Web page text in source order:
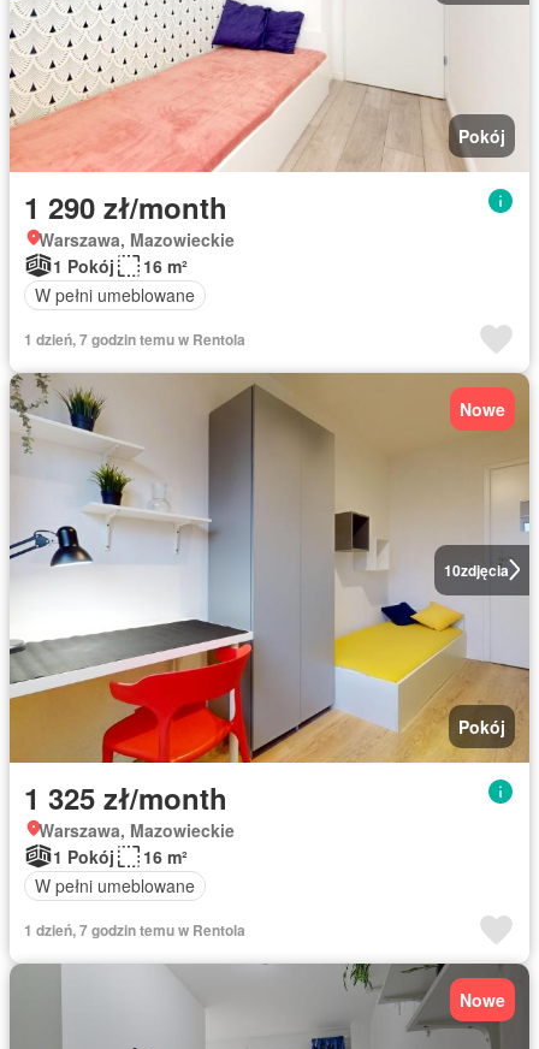
Pokój
1 290 zł/month
Warszawa, Mazowieckie
1 Pokój
16 m²
W pełni umeblowane
1 dzień, 7 godzin temu w Rentola
10zdjęcia
Nowe
Pokój
1 325 zł/month
Warszawa, Mazowieckie
1 Pokój
16 m²
W pełni umeblowane
1 dzień, 7 godzin temu w Rentola
Nowe